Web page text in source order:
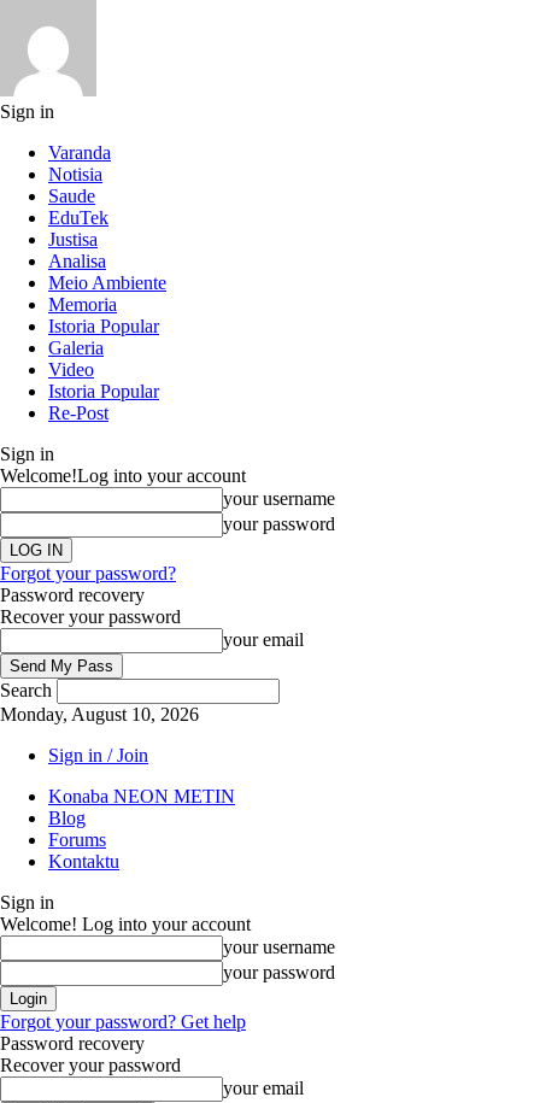
Sign in
Varanda
Notisia
Saude
EduTek
Justisa
Analisa
Meio Ambiente
Memoria
Istoria Popular
Galeria
Video
Istoria Popular
Re-Post
Sign in
Welcome!Log into your account
your username
your password
Forgot your password?
Password recovery
Recover your password
your email
Search
Monday, August 10, 2026
Sign in / Join
Konaba NEON METIN
Blog
Forums
Kontaktu
Sign in
Welcome! Log into your account
your username
your password
Forgot your password? Get help
Password recovery
Recover your password
your email